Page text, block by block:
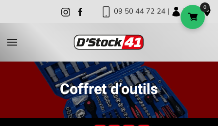
09 50 44 72 24 | | |
Coffret d’outils
0